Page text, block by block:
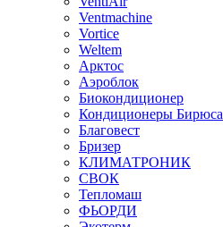
Ventmachine
Vortice
Weltem
Арктос
Аэроблок
Биокондиционер
Кондиционеры Бирюса
Благовест
Бризер
КЛИМАТРОНИК
СВОК
Тепломаш
ФЬОРДИ